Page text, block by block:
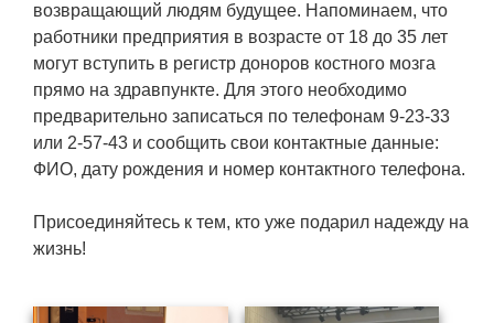
Спорт и отдых
Санаторий-профилакторий
Высокая социальная эффективность
ВНИИТФ
Территория здоровья
ПРЕСС-ЦЕНТР
возвращающий людям будущее. Напоминаем, что
работники предприятия в возрасте от 18 до 35 лет
могут вступить в регистр доноров костного мозга
прямо на здравпункте. Для этого необходимо
предварительно записаться по телефонам 9-23-33
или 2-57-43 и сообщить свои контактные данные:
ФИО, дату рождения и номер контактного телефона.
Присоединяйтесь к тем, кто уже подарил надежду на
жизнь!